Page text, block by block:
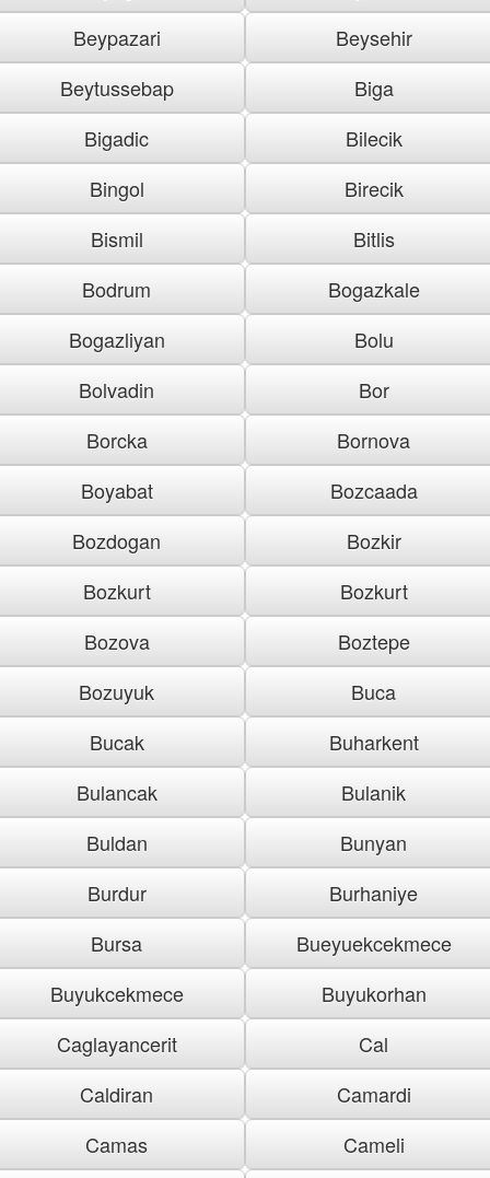
Beypazari
Beysehir
Beytussebap
Biga
Bigadic
Bilecik
Bingol
Birecik
Bismil
Bitlis
Bodrum
Bogazkale
Bogazliyan
Bolu
Bolvadin
Bor
Borcka
Bornova
Boyabat
Bozcaada
Bozdogan
Bozkir
Bozkurt
Bozkurt
Bozova
Boztepe
Bozuyuk
Buca
Bucak
Buharkent
Bulancak
Bulanik
Buldan
Bunyan
Burdur
Burhaniye
Bursa
Bueyuekcekmece
Buyukcekmece
Buyukorhan
Caglayancerit
Cal
Caldiran
Camardi
Camas
Cameli